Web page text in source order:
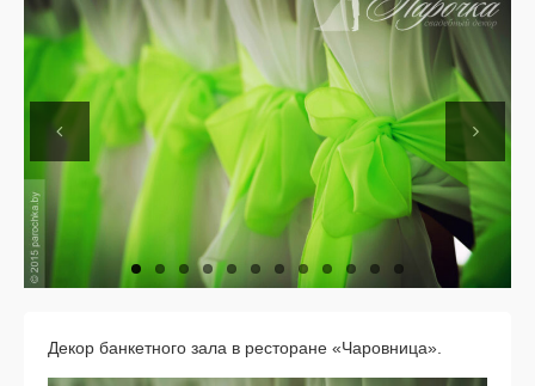
Previous Next
Декор банкетного зала в ресторане «Чаровница».